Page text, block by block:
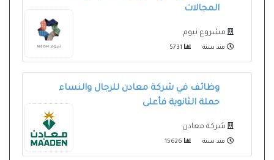
المجالات
مشروع نيوم
منذ سنة
وظائف في شركة معادن للرجال والنساء
حملة الثانوية فأعلى
شركة معادن
منذ سنة